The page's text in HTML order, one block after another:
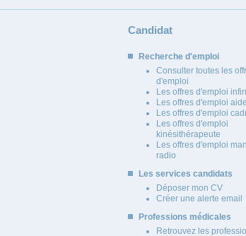
Candidat
Recherche d'emploi
Consulter toutes les
d'emploi
Les offres d'emploi
Les offres d'emploi
Les offres d'emploi
Les offres d'emploi
kinésithérapeute
Les offres d'emploi
radio
Les services candidats
Déposer mon CV
Créer une alerte email
Professions médicales
Retrouvez les